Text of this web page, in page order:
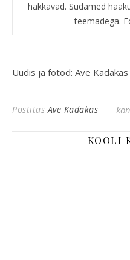
hakkavad. Südamed
teemadega.
Uudis ja fotod: Ave Kadakas
PostitasAve Kadakas
KOOLI